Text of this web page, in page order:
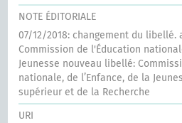
NOTE ÉDITORIALE
07/12/2018: changement du libellé.
Commission de l'Éducation
Jeunesse nouveau libellé:
nationale, de l’Enfance, de la
supérieur et de la Recherche
URI